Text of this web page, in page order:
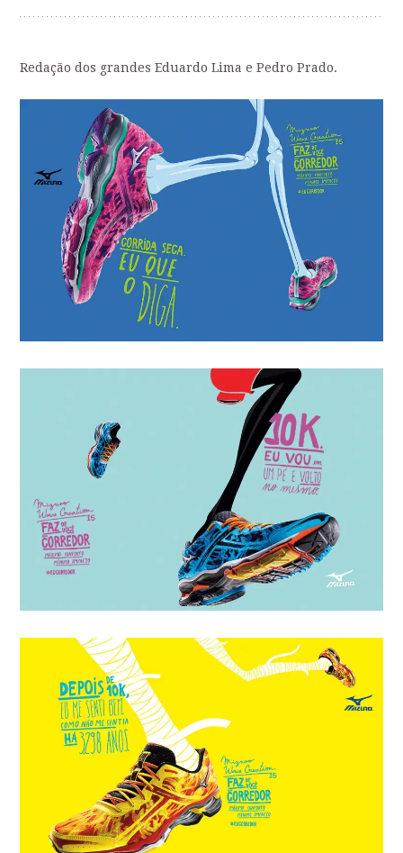
Redação dos grandes Eduardo Lima e Pedro Prado.